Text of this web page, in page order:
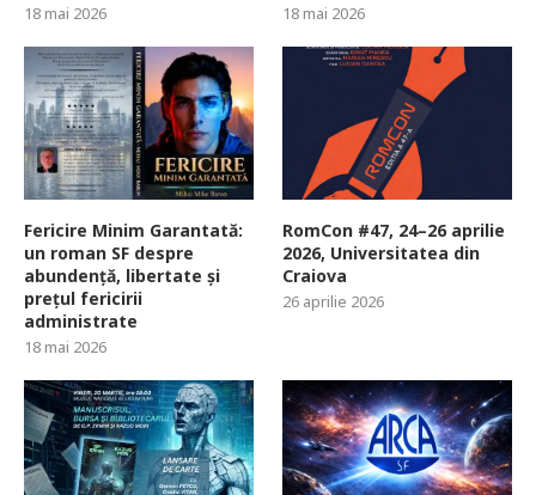
18 mai 2026 18 mai 2026
Fericire Minim Garantată:
un roman SF despre
abundență, libertate și
prețul fericirii
administrate
18 mai 2026
RomCon #47, 24–26 aprilie
2026, Universitatea din
Craiova
26 aprilie 2026